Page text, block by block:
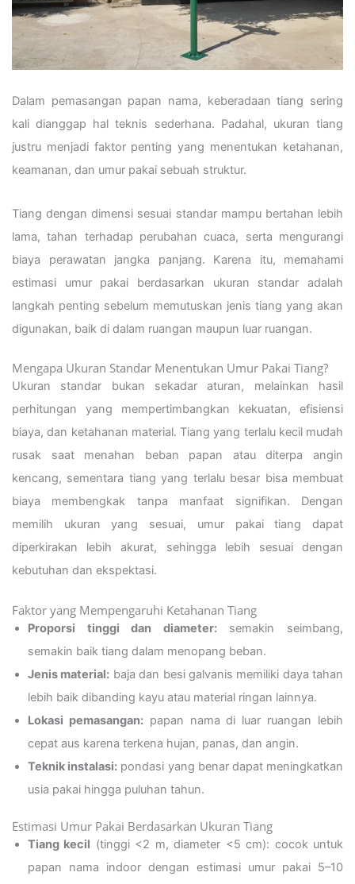
Dalam pemasangan papan nama, keberadaan tiang sering
kali dianggap hal teknis sederhana. Padahal, ukuran tiang
justru menjadi faktor penting yang menentukan ketahanan,
keamanan, dan umur pakai sebuah struktur.
Tiang dengan dimensi sesuai standar mampu bertahan lebih
lama, tahan terhadap perubahan cuaca, serta mengurangi
biaya perawatan jangka panjang. Karena itu, memahami
estimasi umur pakai berdasarkan ukuran standar adalah
langkah penting sebelum memutuskan jenis tiang yang akan
digunakan, baik di dalam ruangan maupun luar ruangan.
Mengapa Ukuran Standar Menentukan Umur Pakai Tiang?
Ukuran standar bukan sekadar aturan, melainkan hasil
perhitungan yang mempertimbangkan kekuatan, efisiensi
biaya, dan ketahanan material. Tiang yang terlalu kecil mudah
rusak saat menahan beban papan atau diterpa angin
kencang, sementara tiang yang terlalu besar bisa membuat
biaya membengkak tanpa manfaat signifikan. Dengan
memilih ukuran yang sesuai, umur pakai tiang dapat
diperkirakan lebih akurat, sehingga lebih sesuai dengan
kebutuhan dan ekspektasi.
Faktor yang Mempengaruhi Ketahanan Tiang
Proporsi tinggi dan diameter:semakin seimbang,
semakin baik tiang dalam menopang beban.
Jenis material: baja dan besi galvanis memiliki daya tahan
lebih baik dibanding kayu atau material ringan lainnya.
Lokasi pemasangan:papan nama di luar ruangan lebih
cepat aus karena terkena hujan, panas, dan angin.
Teknik instalasi: pondasi yang benar dapat meningkatkan
usia pakai hingga puluhan tahun.
Estimasi Umur Pakai Berdasarkan Ukuran Tiang
Tiang kecil (tinggi <2 m, diameter <5 cm): cocok untuk
papan nama indoor dengan estimasi umur pakai 5–10